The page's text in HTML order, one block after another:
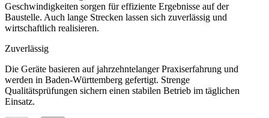
Geschwindigkeiten sorgen für effiziente Ergebnisse auf der
Baustelle. Auch lange Strecken lassen sich zuverlässig und
wirtschaftlich realisieren.
Zuverlässig
Die Geräte basieren auf jahrzehntelanger Praxiserfahrung und
werden in Baden-Württemberg gefertigt. Strenge
Qualitätsprüfungen sichern einen stabilen Betrieb im täglichen
Einsatz.